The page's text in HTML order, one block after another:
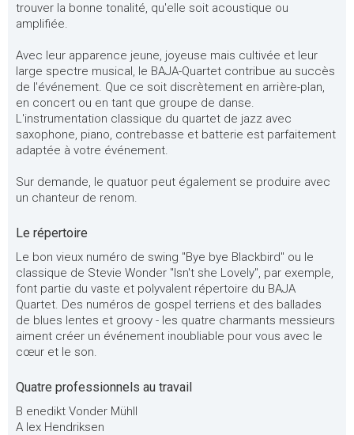
trouver la bonne tonalité, qu'elle soit acoustique ou
amplifiée.
Avec leur apparence jeune, joyeuse mais cultivée et leur
large spectre musical, le BAJA-Quartet contribue au succès
de l'événement. Que ce soit discrètement en arrière-plan,
en concert ou en tant que groupe de danse.
L'instrumentation classique du quartet de jazz avec
saxophone, piano, contrebasse et batterie est parfaitement
adaptée à votre événement.
Sur demande, le quatuor peut également se produire avec
un chanteur de renom.
Le répertoire
Le bon vieux numéro de swing "Bye bye Blackbird" ou le
classique de Stevie Wonder "Isn't she Lovely", par exemple,
font partie du vaste et polyvalent répertoire du BAJA
Quartet. Des numéros de gospel terriens et des ballades
de blues lentes et groovy - les quatre charmants messieurs
aiment créer un événement inoubliable pour vous avec le
cœur et le son.
Quatre professionnels au travail
B enedikt Vonder Mühll
A lex Hendriksen